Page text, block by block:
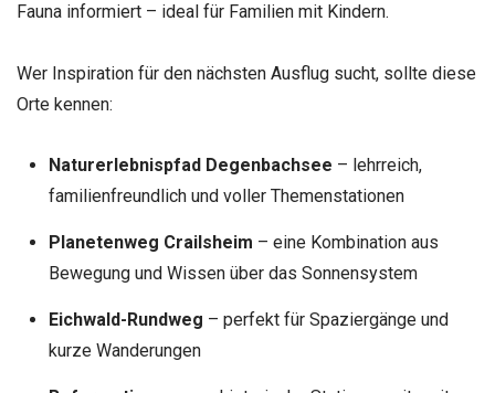
Fauna informiert – ideal für Familien mit Kindern.
Wer Inspiration für den nächsten Ausflug sucht, sollte diese
Orte kennen:
Naturerlebnispfad Degenbachsee – lehrreich,
familienfreundlich und voller Themenstationen
Planetenweg Crailsheim – eine Kombination aus
Bewegung und Wissen über das Sonnensystem
Eichwald-Rundweg – perfekt für Spaziergänge und
kurze Wanderungen